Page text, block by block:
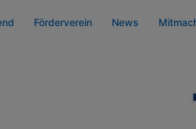
Förderverein News